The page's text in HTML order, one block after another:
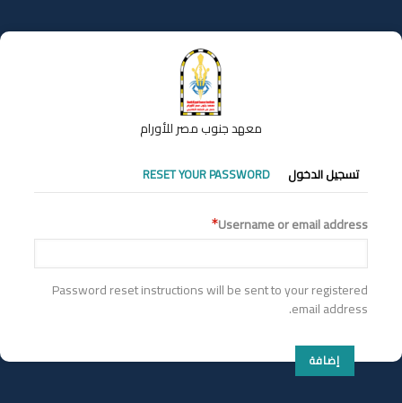
إلى
المحتوى
معهد جنوب مصر للأورام
التبويبات
الأساسية
تسجيل الدخول RESET YOUR PASSWORD
Username or email address
Password reset instructions will be sent to your registered
email address.